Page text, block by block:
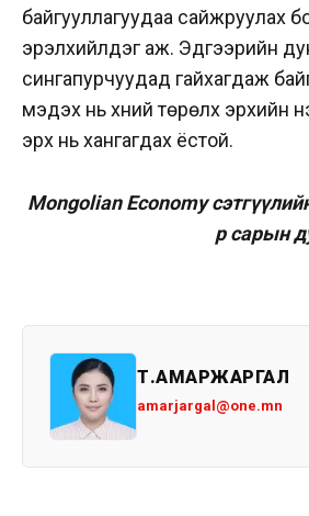
байгууллагуудаа сайжруулах
эрэлхийлдэг аж. Эдгээрийн
сингапурчуудад гайхагдаж
мэдэх нь хүний төрөлх эрхийн
эрх нь хангагдах ёстой.
Mongolian Economy
р сарын
Т.АМАРЖАРГАЛ
amarjargal@one.mn